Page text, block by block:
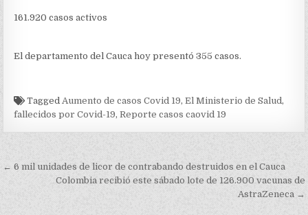
161.920 casos activos
El departamento del Cauca hoy presentó 355 casos.
TaggedAumento de casos Covid 19,El Ministerio de Salud,
fallecidos por Covid-19,Reporte casos caovid 19
Navegación
← 6 mil unidades de licor de contrabando destruidos en el Cauca
Colombia recibió este sábado lote de 126.900 vacunas de
AstraZeneca →